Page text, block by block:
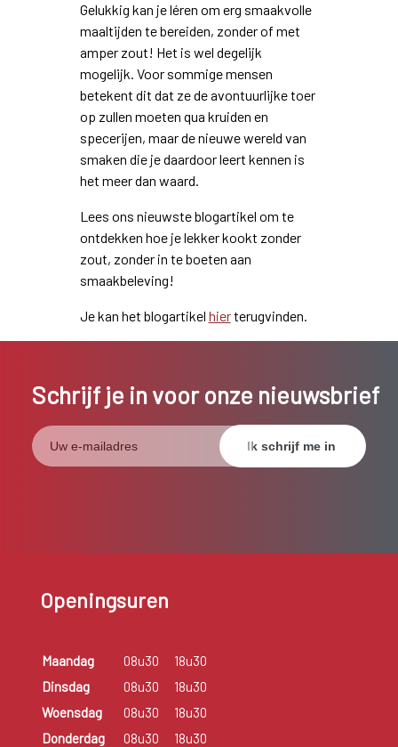
Gelukkig kan je léren om erg smaakvolle
maaltijden te bereiden, zonder of met
amper zout! Het is wel degelijk
mogelijk. Voor sommige mensen
betekent dit dat ze de avontuurlijke toer
op zullen moeten qua kruiden en
specerijen, maar de nieuwe wereld van
smaken die je daardoor leert kennen is
het meer dan waard.
Lees ons nieuwste blogartikel om te
ontdekken hoe je lekker kookt zonder
zout, zonder in te boeten aan
smaakbeleving!
Je kan het blogartikel hierterugvinden.
Schrijf je in voor onze nieuwsbrief
Openingsuren
Maandag 08u30
18u30
Dinsdag
08u30
18u30
Woensdag
08u30
18u30
Donderdag
08u30
18u30